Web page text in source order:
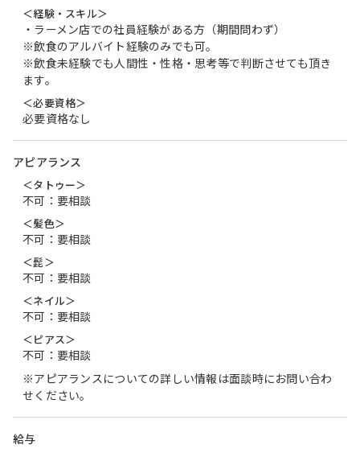
＜経験・スキル＞
・ラーメン店での社員経験がある方（期間問わず）
※飲食のアルバイト経験のみでも可。
※飲食未経験でも人間性・性格・思考等で判断させても頂き
ます。
＜必要資格＞
必要資格なし
アピアランス
＜タトゥー＞
不可：要相談
＜髪色＞
不可：要相談
＜髭＞
不可：要相談
＜ネイル＞
不可：要相談
＜ピアス＞
不可：要相談
※アピアランスについての詳しい情報は面談時にお問い合わ
せください。
給与